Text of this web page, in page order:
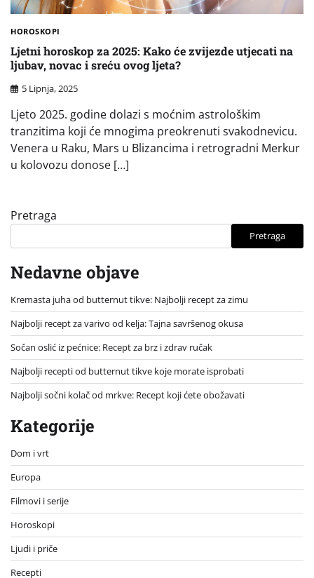
HOROSKOPI
Ljetni horoskop za 2025: Kako će zvijezde utjecati na
ljubav, novac i sreću ovog ljeta?
5 Lipnja, 2025
Ljeto 2025. godine dolazi s moćnim astrološkim
tranzitima koji će mnogima preokrenuti svakodnevicu.
Venera u Raku, Mars u Blizancima i retrogradni Merkur
u kolovozu donose […]
Pretraga
Pretraga
Nedavne objave
Kremasta juha od butternut tikve: Najbolji recept za zimu
Najbolji recept za varivo od kelja: Tajna savršenog okusa
Sočan oslić iz pećnice: Recept za brz i zdrav ručak
Najbolji recepti od butternut tikve koje morate isprobati
Najbolji sočni kolač od mrkve: Recept koji ćete obožavati
Kategorije
Dom i vrt
Europa
Filmovi i serije
Horoskopi
Ljudi i priče
Recepti